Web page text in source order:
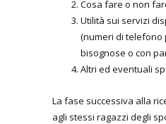
Cosa fare o non
Utilità sui servizi
(numeri di
bisognose o con
Altri ed eventuali
La fase successiva alla
agli stessi ragazzi degli